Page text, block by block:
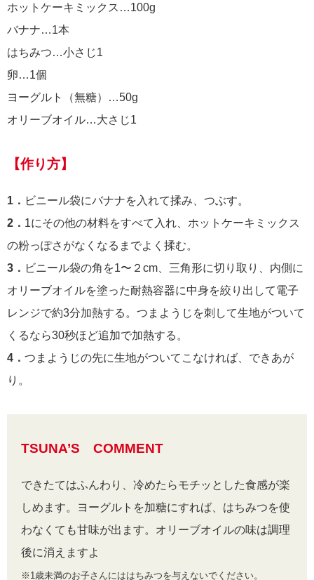
ホットケーキミックス…100g
バナナ…1本
はちみつ…小さじ1
卵…1個
ヨーグルト（無糖）…50g
オリーブオイル…大さじ1
【作り方】
1． ビニール袋にバナナを入れて揉み、つぶす。
2． 1にその他の材料をすべて入れ、ホットケーキミックス
の粉っぽさがなくなるまでよく揉む。
3． ビニール袋の角を1〜２cm、三角形に切り取り、内側に
オリーブオイルを塗った耐熱容器に中身を絞り出して電子
レンジで約3分加熱する。つまようじを刺して生地がついて
くるなら30秒ほど追加で加熱する。
4． つまようじの先に生地がついてこなければ、できあが
り。
TSUNA’S COMMENT
できたてはふんわり、冷めたらモチッとした食感が楽
しめます。ヨーグルトを加糖にすれば、はちみつを使
わなくても甘味が出ます。オリーブオイルの味は調理
後に消えますよ
※1歳未満のお子さんにははちみつを与えないでください。